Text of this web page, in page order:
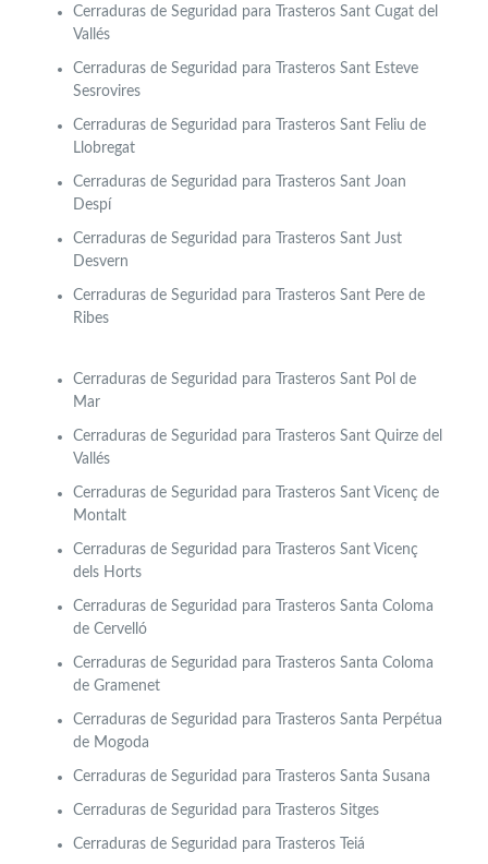
Cerraduras de Seguridad para Trasteros Sant Cugat del
Vallés
Cerraduras de Seguridad para Trasteros Sant Esteve
Sesrovires
Cerraduras de Seguridad para Trasteros Sant Feliu de
Llobregat
Cerraduras de Seguridad para Trasteros Sant Joan
Despí
Cerraduras de Seguridad para Trasteros Sant Just
Desvern
Cerraduras de Seguridad para Trasteros Sant Pere de
Ribes
Cerraduras de Seguridad para Trasteros Sant Pol de
Mar
Cerraduras de Seguridad para Trasteros Sant Quirze del
Vallés
Cerraduras de Seguridad para Trasteros Sant Vicenç de
Montalt
Cerraduras de Seguridad para Trasteros Sant Vicenç
dels Horts
Cerraduras de Seguridad para Trasteros Santa Coloma
de Cervelló
Cerraduras de Seguridad para Trasteros Santa Coloma
de Gramenet
Cerraduras de Seguridad para Trasteros Santa Perpétua
de Mogoda
Cerraduras de Seguridad para Trasteros Santa Susana
Cerraduras de Seguridad para Trasteros Sitges
Cerraduras de Seguridad para Trasteros Teiá